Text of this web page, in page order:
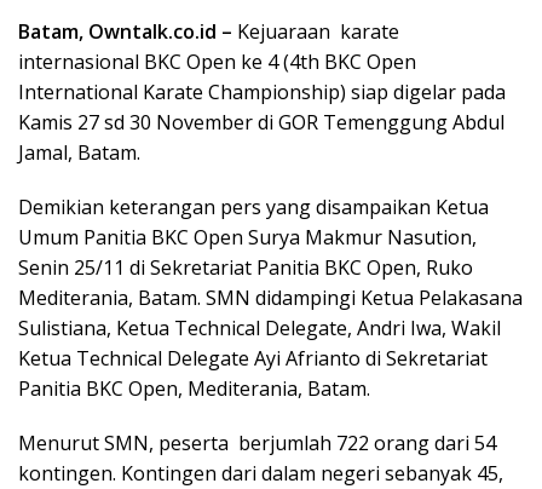
Batam, Owntalk.co.id – Kejuaraan karate
internasional BKC Open ke 4 (4th BKC Open
International Karate Championship) siap digelar pada
Kamis 27 sd 30 November di GOR Temenggung Abdul
Jamal, Batam.
Demikian keterangan pers yang disampaikan Ketua
Umum Panitia BKC Open Surya Makmur Nasution,
Senin 25/11 di Sekretariat Panitia BKC Open, Ruko
Mediterania, Batam. SMN didampingi Ketua Pelakasana
Sulistiana, Ketua Technical Delegate, Andri Iwa, Wakil
Ketua Technical Delegate Ayi Afrianto di Sekretariat
Panitia BKC Open, Mediterania, Batam.
Menurut SMN, peserta berjumlah 722 orang dari 54
kontingen. Kontingen dari dalam negeri sebanyak 45,